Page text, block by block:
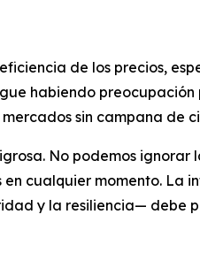
de los precios,
habiendo
sin campana de
No podemos ignorar
cualquier momento. La
y la resiliencia— debe